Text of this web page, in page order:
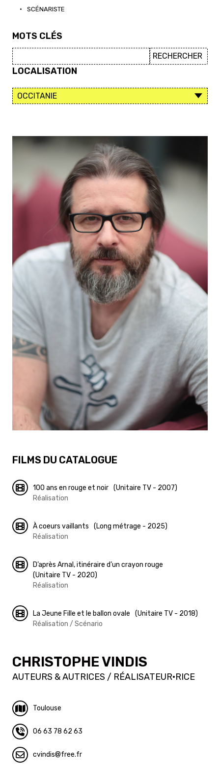
• SCÉNARISTE
MOTS CLÉS
LOCALISATION
FILMS DU CATALOGUE
100 ans en rouge et noir (Unitaire TV - 2007)
Réalisation
À coeurs vaillants
(Long métrage - 2025)
Réalisation
D’après Arnal, itinéraire d’un crayon rouge
(Unitaire TV - 2020)
Réalisation
La Jeune Fille et le ballon ovale
(Unitaire TV - 2018)
Réalisation / Scénario
CHRISTOPHE VINDIS
AUTEURS & AUTRICES / RÉALISATEUR·RICE
Toulouse
06 63 78 62 63
cvindis free.fr